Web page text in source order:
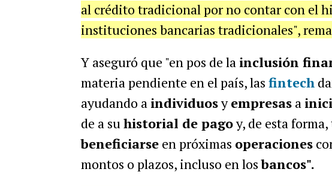
al crédito tradicional por no contar con el
instituciones bancarias tradicionales",
Y aseguró que "en pos de la inclusión
materia pendiente en el país, las fintech
ayudando a individuosyempresasa
de a suhistorial de pagoy, de esta
beneficiarseen próximas operaciones
montos o plazos, incluso en losbancos".